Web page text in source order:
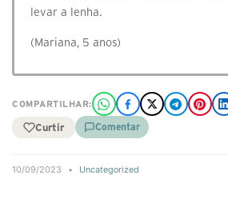
levar a lenha.
(Mariana, 5 anos)
COMPARTILHAR:
Curtir Comentar
10/09/2023 • Uncategorized